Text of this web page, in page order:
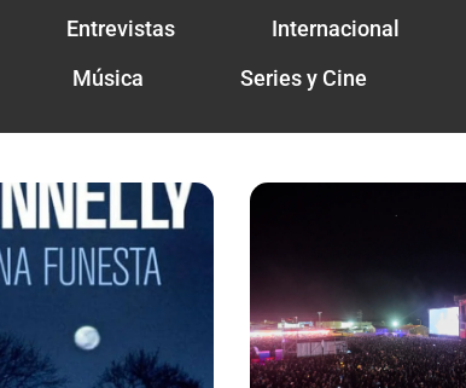
Entrevistas
Internacional
Música Series y Cine